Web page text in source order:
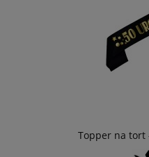
Topper na tort